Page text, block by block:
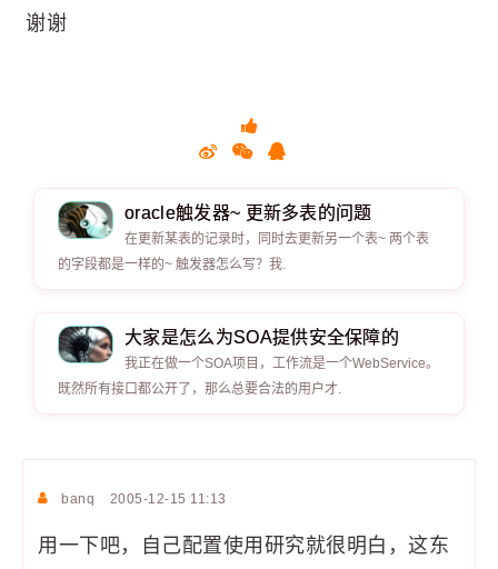
谢谢
oracle触发器~ 更新多表的问题
在更新某表的记录时，同时去更新另一个表~ 两个表
的字段都是一样的~ 触发器怎么写？我.
大家是怎么为SOA提供安全保障的
我正在做一个SOA项目，工作流是一个WebService。
既然所有接口都公开了，那么总要合法的用户才.
banq 2005-12-15 11:13
用一下吧，自己配置使用研究就很明白，这东